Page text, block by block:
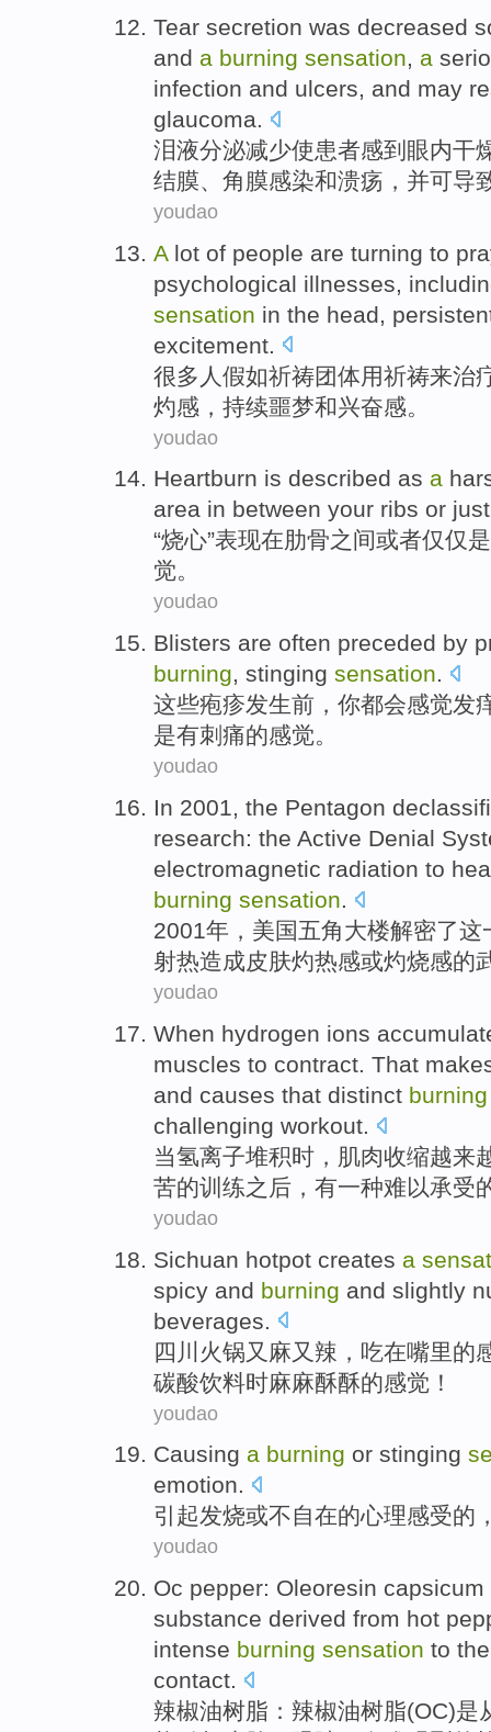
Tear secretion was decreased
and a burning sensation, a
infection and ulcers, and may
glaucoma.
泪液分泌减少使患者感到 眼内干
结膜、 角膜感染和溃疡 ，并可导
youdao
A lot of people are turning to
psychological illnesses
sensation in the head,
excitement
很多 人 假如祈祷团体用祈祷来治
灼感， 持续噩梦和兴奋感。
youdao
Heartburn is described as a
area in between your ribs or just
“烧心”表现在肋骨之间或者仅仅是
觉。
youdao
Blisters are often preceded by
burning, stinging sensation.
这些疱疹发生前，你都会感觉发
是有刺痛的感觉。
youdao
In 2001, the Pentagon
research: the Active Denial
electromagnetic radiation to
burning sensation.
2001年， 美国五角大楼解密了这
射热造成皮肤灼热感或灼烧感的
youdao
When hydrogen ions
muscles to contract. That
and causes that distinct
challenging workout.
当氢离子堆积时 ， 肌肉收缩越来
苦的训练之后 ，有一种难以承受
youdao
Sichuan hotpot creates a
spicy and burning and slightly
beverages
四川 火锅又麻又 辣 ，吃在嘴里的
碳酸饮料时麻麻酥酥的感觉！
youdao
Causing a burning or stinging
emotion.
引起发烧或不自在的心理感受的
youdao
Oc pepper: Oleoresin
substance derived from hot
intense burning sensation to
contact.
辣椒油树脂：辣椒油树脂(OC)是